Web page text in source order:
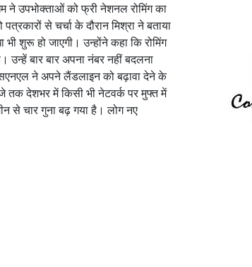
ने उपभोक्ताओं को फ्री नेशनल रोमिंग का
से चर्चा के दौरान मिश्रा ने बताया
शुरू हो जाएगी। उन्होंने कहा कि रोमिंग
उन्हें बार बार अपना नंबर नहीं बदलना
ने अपने लैंडलाइन को बढ़ावा देने के
तक देशभर में किसी भी नेटवर्क पर मुफ्त में
से चार गुना बढ़ गया है। लोग नए